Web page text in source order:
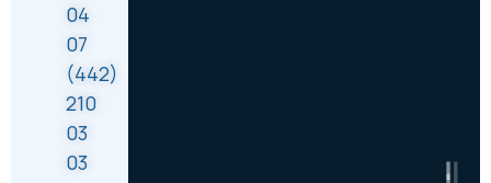
04
07
(442)
210
03
03